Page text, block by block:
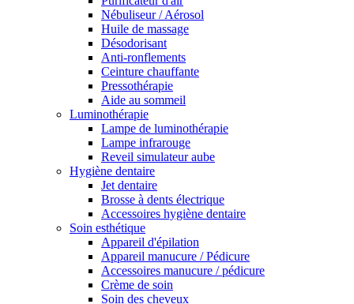
Nébuliseur / Aérosol
Huile de massage
Désodorisant
Anti-ronflements
Ceinture chauffante
Pressothérapie
Aide au sommeil
Luminothérapie
Lampe de luminothérapie
Lampe infrarouge
Reveil simulateur aube
Hygiène dentaire
Jet dentaire
Brosse à dents électrique
Accessoires hygiène dentaire
Soin esthétique
Appareil d'épilation
Appareil manucure / Pédicure
Accessoires manucure / pédicure
Crème de soin
Soin des cheveux